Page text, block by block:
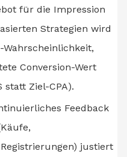
für die Impression
Strategien wird
Conversion-Wert
statt Ziel-CPA).
Feedback
justiert